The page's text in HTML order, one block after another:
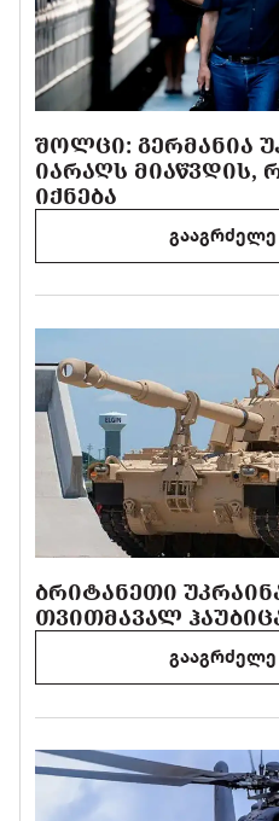
ᲨᲝᲚᲪᲘ: ᲒᲔᲠᲛᲐᲜᲘᲐ
ᲘᲐᲠᲐᲦᲡ ᲛᲘᲐᲬᲕᲓᲘᲡ,
ᲘᲥᲜᲔᲑᲐ
გააგრძელე
ᲑᲠᲘᲢᲐᲜᲔᲗᲘ
ᲗᲕᲘᲗᲛᲐᲕᲐᲚ
გააგრძელე